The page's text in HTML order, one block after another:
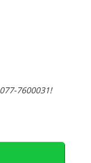
7600031!